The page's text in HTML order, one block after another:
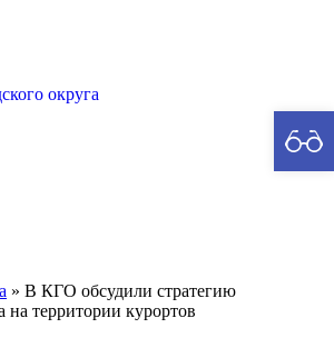
округа
» В КГО обсудили стратегию
на территории курортов